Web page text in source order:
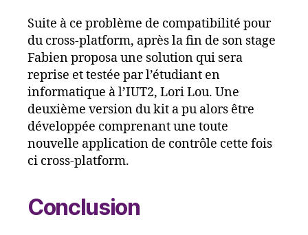
Suite à ce problème de compatibilité pour
du cross-platform, après la fin de son stage
Fabien proposa une solution qui sera
reprise et testée par l’étudiant en
informatique à l’IUT2, Lori Lou. Une
deuxième version du kit a pu alors être
développée comprenant une toute
nouvelle application de contrôle cette fois
ci cross-platform.
Conclusion